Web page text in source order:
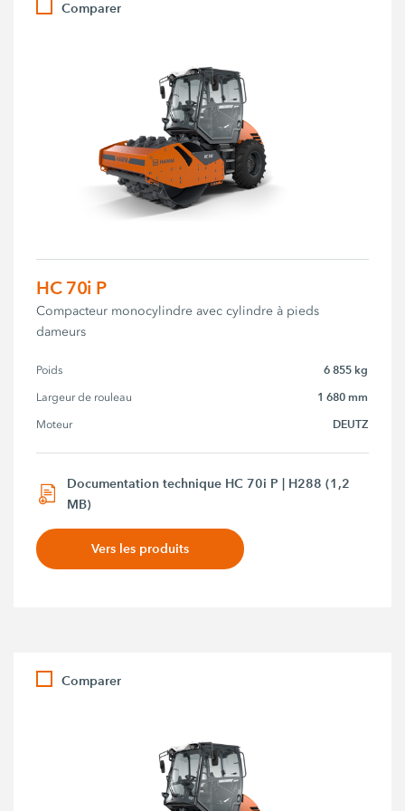
Comparer
HC 70i P
Compacteur monocylindre avec cylindre à pieds
dameurs
Poids 6 855 kg
Largeur de rouleau 1 680 mm
Moteur DEUTZ
Documentation technique HC 70i P | H288 (1,2
MB)
Vers les produits
Comparer